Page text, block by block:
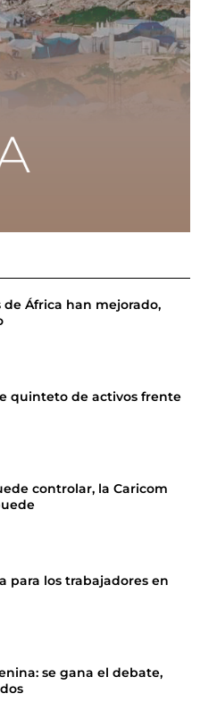
de África han mejorado,
quinteto de activos frente
controlar, la Caricom
para los trabajadores en
se gana el debate,